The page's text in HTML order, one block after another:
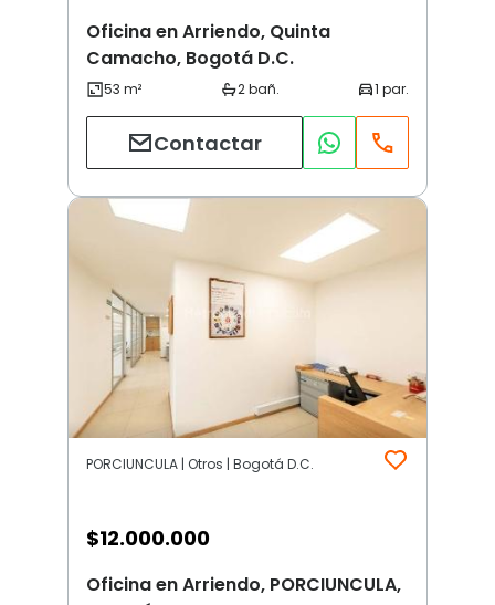
Oficina en Arriendo, Quinta
Camacho, Bogotá D.C.
Contactar
PORCIUNCULA | Otros | Bogotá D.C.
$12.000.000
Oficina en Arriendo, PORCIUNCULA,